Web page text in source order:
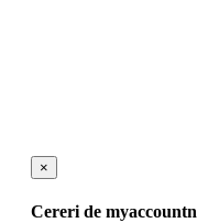
×
Cereri de myaccountn